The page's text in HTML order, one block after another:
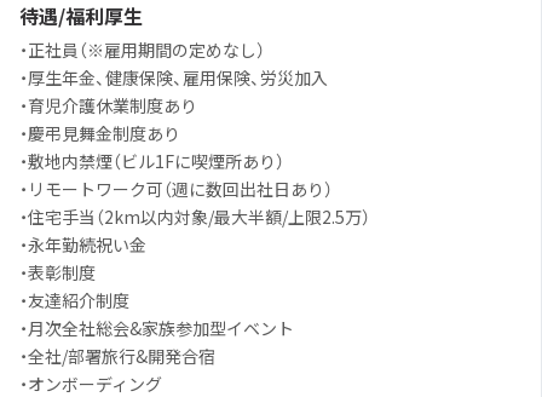
待遇/福利厚生
・正社員（※雇用期間の定めなし）
・厚生年金、健康保険、雇用保険、労災加入
・育児介護休業制度あり
・慶弔見舞金制度あり
・敷地内禁煙（ビル1Fに喫煙所あり）
・リモートワーク可（週に数回出社日あり）
・住宅手当（2km以内対象/最大半額/上限2.5万）
・永年勤続祝い金
・表彰制度
・友達紹介制度
・月次全社総会&家族参加型イベント
・全社/部署旅行&開発合宿
・オンボーディング